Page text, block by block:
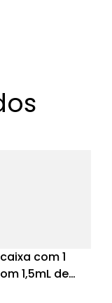
com 1
1,5mL de
+ 1